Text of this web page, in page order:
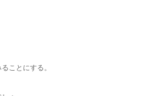
ことにする。